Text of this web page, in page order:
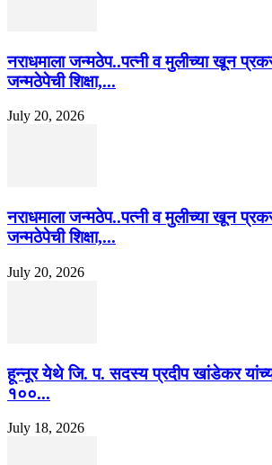
नराधमाला जन्मठेप..पत्नी व मुलीच्या खून
जन्मठेपेची शिक्षा,...
July 20, 2026
नराधमाला जन्मठेप..पत्नी व मुलीच्या खून
जन्मठेपेची शिक्षा,...
July 20, 2026
हून्नूर येथे जि. प. सदस्य प्रदीप खांडेकर
१००...
July 18, 2026